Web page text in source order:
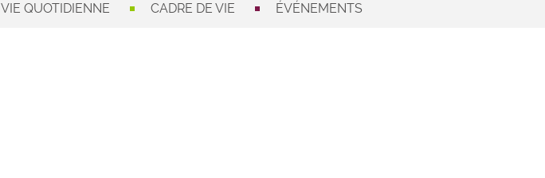
VIE QUOTIDIENNE CADRE DE VIE ÉVÉNEMENTS